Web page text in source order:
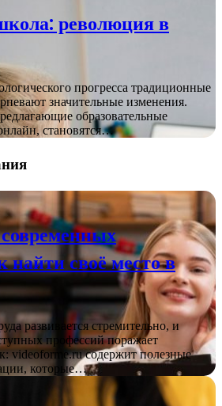
революция в
прогресса традиционные
значительные изменения.
образовательные
становятся…
найти своё место в
развивается стремительно, и
профессий поражает
videoforme.ru содержит полезные
которые…